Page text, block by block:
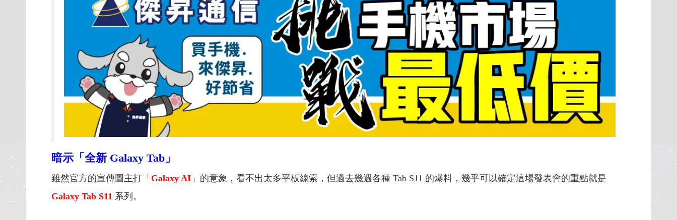
暗示「全新 Galaxy Tab」
雖然官方的宣傳圖主打「 Galaxy AI 」的意象，看不出太多平板線索，但過去幾週各種 Tab S11 的爆料，幾乎可以確定這場發表會的重點就是
Galaxy Tab S11 系列。